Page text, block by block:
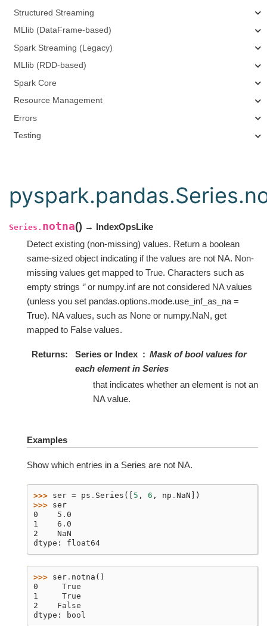
Structured Streaming
MLlib (DataFrame-based)
Spark Streaming (Legacy)
MLlib (RDD-based)
Spark Core
Resource Management
Errors
Testing
Series. notna() → IndexOpsLike
Detect existing (non-missing) values. Return a boolean
same-sized object indicating if the values are not NA. Non-
missing values get mapped to True. Characters such as
empty strings ‘’ or numpy.inf are not considered NA values
(unless you set pandas.options.mode.use_inf_as_na =
True). NA values, such as None or numpy.NaN, get
mapped to False values.
Returns Series or Index
Mask of bool values for
each element in Series
that indicates whether an element is not an
NA value.
Examples
Show which entries in a Series are not NA.
>>> ser = ps . Series ([ 5 , 6 , np . NaN ])
>>> ser
0    5.0
1    6.0
2    NaN
dtype: float64
>>> ser . notna ()
0     True
1     True
2    False
dtype: bool